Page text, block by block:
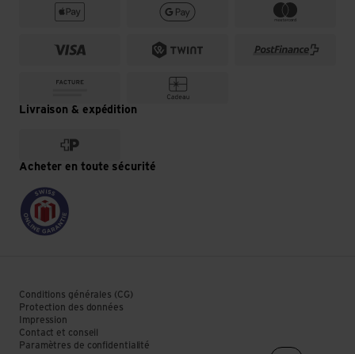
Livraison & expédition
Acheter en toute sécurité
Conditions générales (CG)
Protection des données
Impression
Contact et conseil
Paramètres de confidentialité